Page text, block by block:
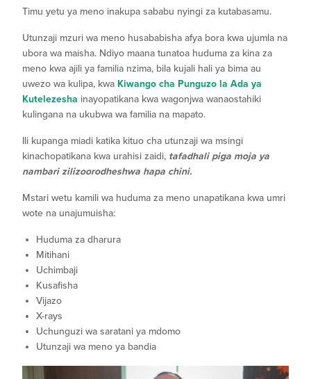
Timu yetu ya meno inakupa sababu nyingi za kutabasamu.
Utunzaji mzuri wa meno husababisha afya bora kwa ujumla na
ubora wa maisha. Ndiyo maana tunatoa huduma za kina za
meno kwa ajili ya familia nzima, bila kujali hali ya bima au
uwezo wa kulipa, kwa Kiwango cha Punguzo la Ada ya
Kutelezesha inayopatikana kwa wagonjwa wanaostahiki
kulingana na ukubwa wa familia na mapato.
Ili kupanga miadi katika kituo cha utunzaji wa msingi
kinachopatikana kwa urahisi zaidi, tafadhali piga moja ya
nambari zilizoorodheshwa hapa chini.
Mstari wetu kamili wa huduma za meno unapatikana kwa umri
wote na unajumuisha:
Huduma za dharura
Mitihani
Uchimbaji
Kusafisha
Vijazo
X-rays
Uchunguzi wa saratani ya mdomo
Utunzaji wa meno ya bandia